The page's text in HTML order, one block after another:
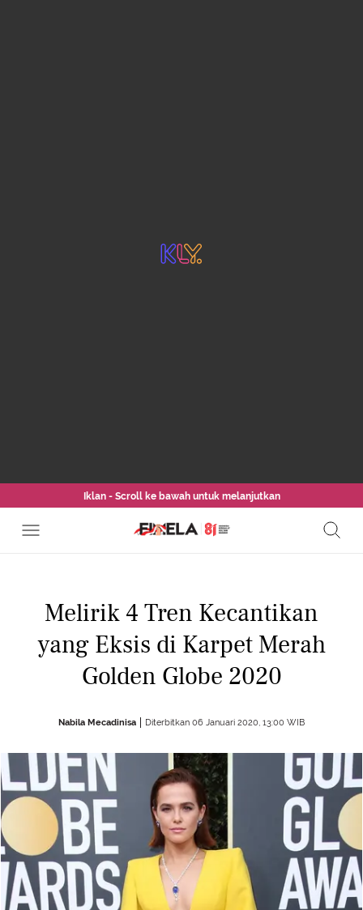
Iklan - Scroll ke bawah untuk melanjutkan
Melirik 4 Tren Kecantikan
yang Eksis di Karpet Merah
Golden Globe 2020
Nabila Mecadinisa Diterbitkan 06 Januari 2020, 13:00 WIB